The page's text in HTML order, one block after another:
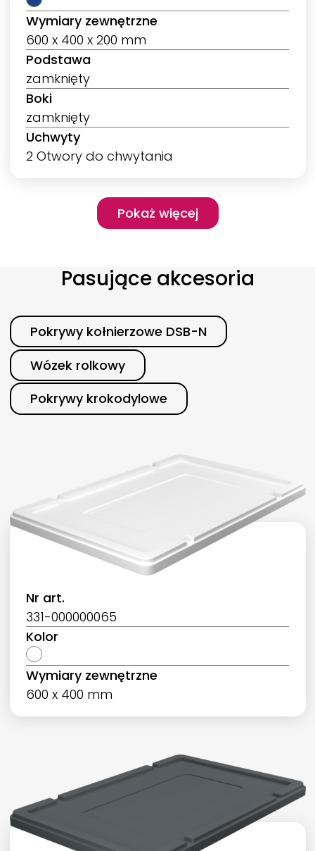
Wymiary zewnętrzne
600 x 400 x 200 mm
Podstawa
zamknięty
Boki
zamknięty
Uchwyty
2 Otwory do chwytania
Pagination
Pokaż więcej
Pokaż więcej
Pasujące akcesoria
Kategoria
Pokrywy kołnierzowe DSB-N
Wózek rolkowy
Pokrywy krokodylowe
Nr art.
331-000000065
Kolor
Wymiary zewnętrzne
600 x 400 mm